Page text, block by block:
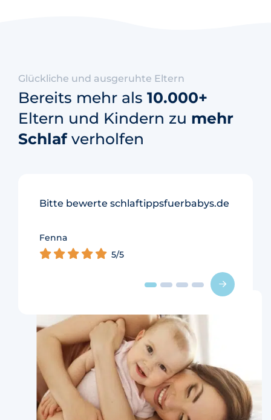
Glückliche und ausgeruhte Eltern
Bereits mehr als 10.000+
Eltern und Kindern zu mehr
Schlafverholfen
Bitte bewerte schlaftippsfuerbabys.de
Fenna
5/5
Merel
5/5
Jesse
4/5